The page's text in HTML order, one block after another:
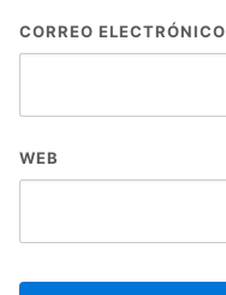
CORREO ELECTRÓNICO
WEB